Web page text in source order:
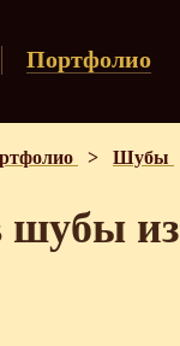
Портфолио
> Шубы
из